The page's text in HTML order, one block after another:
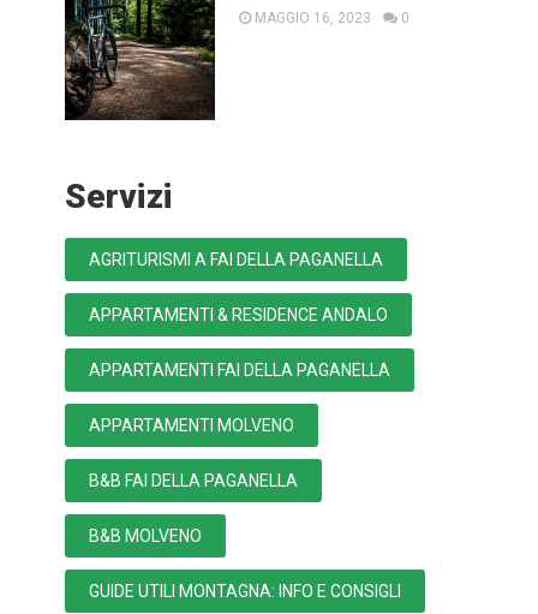
MAGGIO 16, 2023 0
Servizi
AGRITURISMI A FAI DELLA PAGANELLA
APPARTAMENTI & RESIDENCE ANDALO
APPARTAMENTI FAI DELLA PAGANELLA
APPARTAMENTI MOLVENO
B&B FAI DELLA PAGANELLA
B&B MOLVENO
GUIDE UTILI MONTAGNA: INFO E CONSIGLI